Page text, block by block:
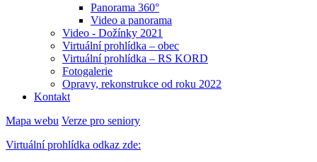
Panorama 360°
Video a panorama
Video - Dožínky 2021
Virtuální prohlídka – obec
Virtuální prohlídka – RS KORD
Fotogalerie
Opravy, rekonstrukce od roku 2022
Kontakt
Mapa webu Verze pro seniory
Virtuální prohlídka odkaz zde: